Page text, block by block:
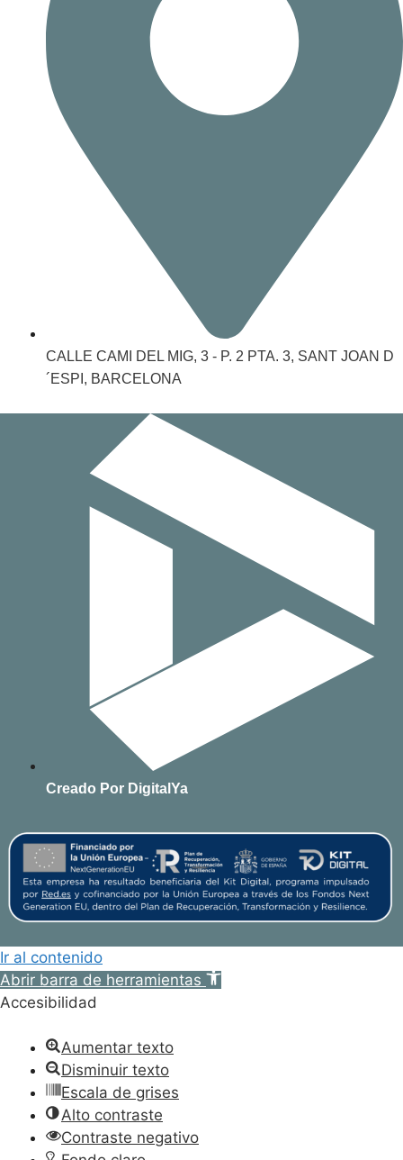
CALLE CAMI DEL MIG, 3 - P. 2 PTA. 3, SANT JOAN D
´ESPI, BARCELONA
Creado Por DigitalYa
Ir al contenido
Abrir barra de herramientas
Accesibilidad
Aumentar texto
Disminuir texto
Escala de grises
Alto contraste
Contraste negativo